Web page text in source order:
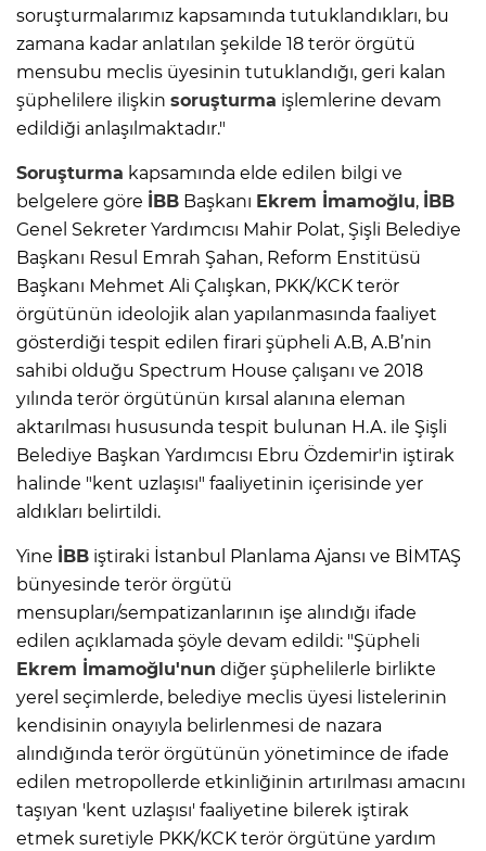
soruşturmalarımız kapsamında tutuklandıkları, bu
zamana kadar anlatılan şekilde 18 terör örgütü
mensubu meclis üyesinin tutuklandığı, geri kalan
şüphelilere ilişkin soruşturma işlemlerine devam
edildiği anlaşılmaktadır."
Soruşturma kapsamında elde edilen bilgi ve
belgelere göre İBB Başkanı Ekrem İmamoğlu, İBB
Genel Sekreter Yardımcısı Mahir Polat, Şişli Belediye
Başkanı Resul Emrah Şahan, Reform Enstitüsü
Başkanı Mehmet Ali Çalışkan, PKK/KCK terör
örgütünün ideolojik alan yapılanmasında faaliyet
gösterdiği tespit edilen firari şüpheli A.B, A.B’nin
sahibi olduğu Spectrum House çalışanı ve 2018
yılında terör örgütünün kırsal alanına eleman
aktarılması hususunda tespit bulunan H.A. ile Şişli
Belediye Başkan Yardımcısı Ebru Özdemir'in iştirak
halinde "kent uzlaşısı" faaliyetinin içerisinde yer
aldıkları belirtildi.
Yine İBB iştiraki İstanbul Planlama Ajansı ve BİMTAŞ
bünyesinde terör örgütü
mensupları/sempatizanlarının işe alındığı ifade
edilen açıklamada şöyle devam edildi: "Şüpheli
Ekrem İmamoğlu'nun diğer şüphelilerle birlikte
yerel seçimlerde, belediye meclis üyesi listelerinin
kendisinin onayıyla belirlenmesi de nazara
alındığında terör örgütünün yönetimince de ifade
edilen metropollerde etkinliğinin artırılması amacını
taşıyan 'kent uzlaşısı' faaliyetine bilerek iştirak
etmek suretiyle PKK/KCK terör örgütüne yardım